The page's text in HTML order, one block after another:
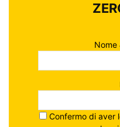
Nome
Confermo di aver